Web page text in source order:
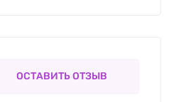
ОСТАВИТЬ ОТЗЫВ